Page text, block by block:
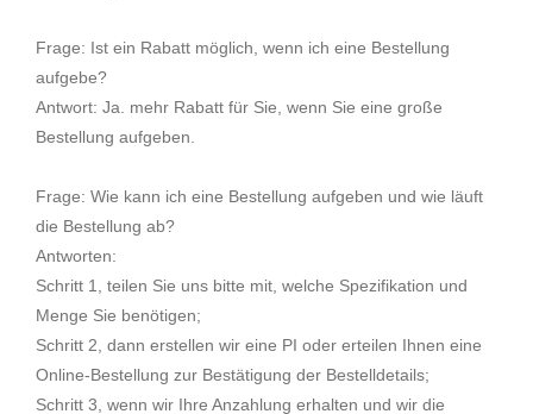
Frage: Ist ein Rabatt möglich, wenn ich eine Bestellung
aufgebe?
Antwort: Ja. mehr Rabatt für Sie, wenn Sie eine große
Bestellung aufgeben.
Frage: Wie kann ich eine Bestellung aufgeben und wie läuft
die Bestellung ab?
Antworten:
Schritt 1, teilen Sie uns bitte mit, welche Spezifikation und
Menge Sie benötigen;
Schritt 2, dann erstellen wir eine PI oder erteilen Ihnen eine
Online-Bestellung zur Bestätigung der Bestelldetails;
Schritt 3, wenn wir Ihre Anzahlung erhalten und wir die